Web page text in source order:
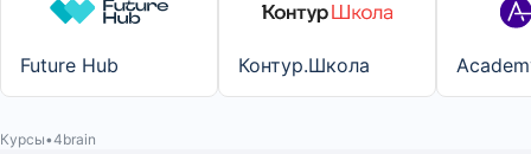
Future Hub Контур.Школа
Курсы 4brain